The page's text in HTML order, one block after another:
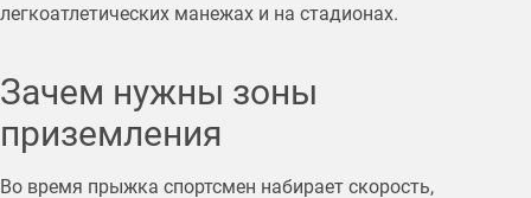
легкоатлетических манежах и на стадионах.
Зачем нужны зоны
приземления
Во время прыжка спортсмен набирает скорость,